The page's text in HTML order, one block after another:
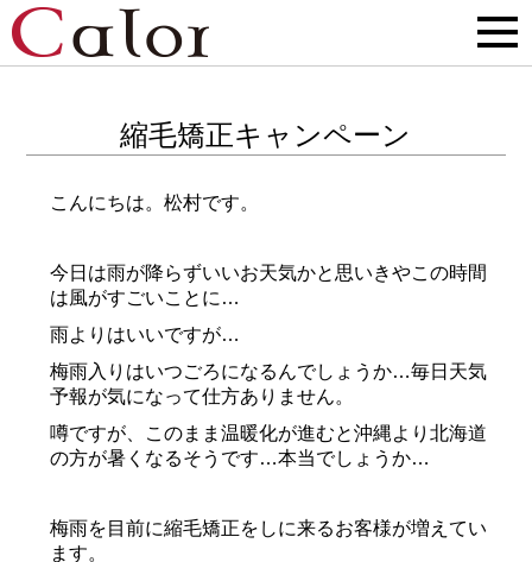
縮毛矯正キャンペーン
こんにちは。松村です。
今日は雨が降らずいいお天気かと思いきやこの時間
は風がすごいことに…
雨よりはいいですが…
梅雨入りはいつごろになるんでしょうか…毎日天気
予報が気になって仕方ありません。
噂ですが、このまま温暖化が進むと沖縄より北海道
の方が暑くなるそうです…本当でしょうか…
梅雨を目前に縮毛矯正をしに来るお客様が増えてい
ます。